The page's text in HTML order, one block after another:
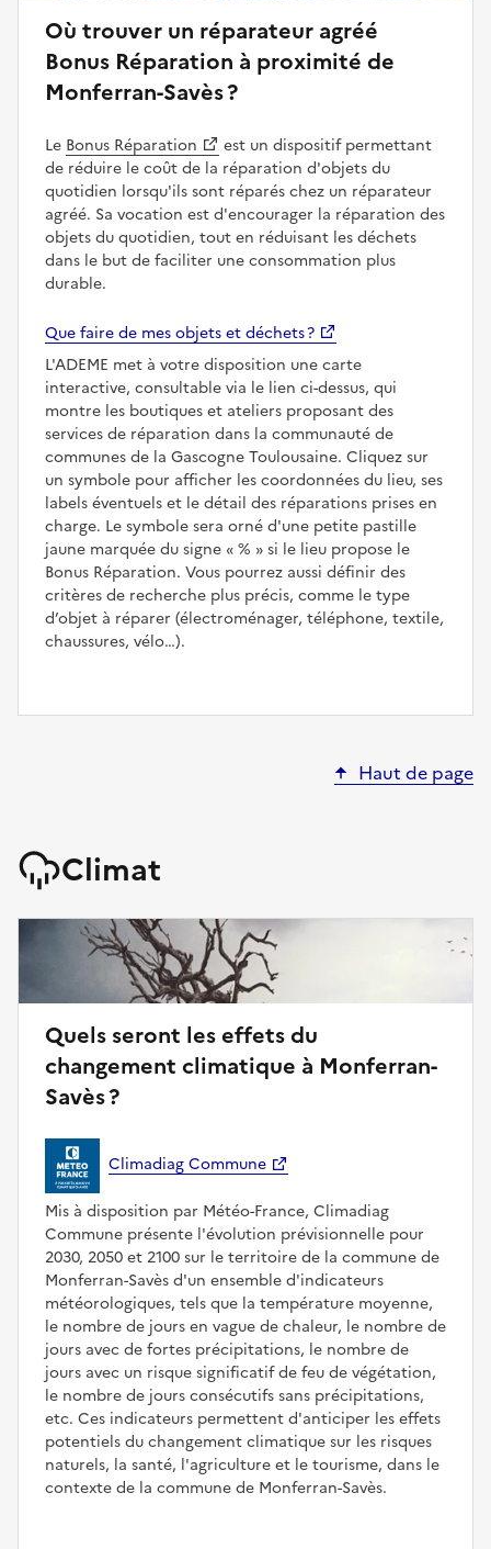
Où trouver un réparateur agréé
Bonus Réparation à proximité de
Monferran-Savès ?
Le Bonus Réparation
est un dispositif permettant
de réduire le coût de la réparation d'objets du
quotidien lorsqu'ils sont réparés chez un réparateur
agréé. Sa vocation est d'encourager la réparation des
objets du quotidien, tout en réduisant les déchets
dans le but de faciliter une consommation plus
durable.
Que faire de mes objets et déchets ?
L'ADEME met à votre disposition une carte
interactive, consultable via le lien ci-dessus, qui
montre les boutiques et ateliers proposant des
services de réparation dans la communauté de
communes de la Gascogne Toulousaine. Cliquez sur
un symbole pour afficher les coordonnées du lieu, ses
labels éventuels et le détail des réparations prises en
charge. Le symbole sera orné d'une petite pastille
jaune marquée du signe
%
si le lieu propose le
Bonus Réparation. Vous pourrez aussi définir des
critères de recherche plus précis, comme le type
d’objet à réparer (électroménager, téléphone, textile,
chaussures, vélo…).
Haut de page
Climat
Quels seront les effets du
changement climatique à Monferran-
Savès ?
Climadiag Commune
Mis à disposition par Météo-France, Climadiag
Commune présente l'évolution prévisionnelle pour
2030, 2050 et 2100 sur le territoire de la commune de
Monferran-Savès d'un ensemble d'indicateurs
météorologiques, tels que la température moyenne,
le nombre de jours en vague de chaleur, le nombre de
jours avec de fortes précipitations, le nombre de
jours avec un risque significatif de feu de végétation,
le nombre de jours consécutifs sans précipitations,
etc. Ces indicateurs permettent d'anticiper les effets
potentiels du changement climatique sur les risques
naturels, la santé, l'agriculture et le tourisme, dans le
contexte de la commune de Monferran-Savès.